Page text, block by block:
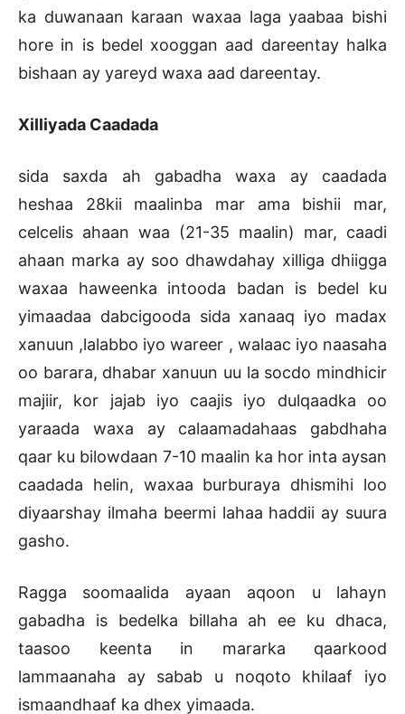
ka duwanaan karaan waxaa laga yaabaa bishi
hore in is bedel xooggan aad dareentay halka
bishaan ay yareyd waxa aad dareentay.
Xilliyada Caadada
sida saxda ah gabadha waxa ay caadada
heshaa 28kii maalinba mar ama bishii mar,
celcelis ahaan waa (21-35 maalin) mar, caadi
ahaan marka ay soo dhawdahay xilliga dhiigga
waxaa haweenka intooda badan is bedel ku
yimaadaa dabcigooda sida xanaaq iyo madax
xanuun ,lalabbo iyo wareer , walaac iyo naasaha
oo barara, dhabar xanuun uu la socdo mindhicir
majiir, kor jajab iyo caajis iyo dulqaadka oo
yaraada waxa ay calaamadahaas gabdhaha
qaar ku bilowdaan 7-10 maalin ka hor inta aysan
caadada helin, waxaa burburaya dhismihi loo
diyaarshay ilmaha beermi lahaa haddii ay suura
gasho.
Ragga soomaalida ayaan aqoon u lahayn
gabadha is bedelka billaha ah ee ku dhaca,
taasoo keenta in mararka qaarkood
lammaanaha ay sabab u noqoto khilaaf iyo
ismaandhaaf ka dhex yimaada.